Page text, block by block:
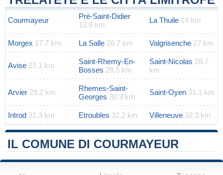
Courmayeur
Prè-Saint-Didier
13.6 km
La Thuile 14 km
Morgex 17.7 km La Salle 20.7 km Valgrisenche 27 km
Avise 27.1 km
Saint-Rhemy-En-
Bosses 28.5 km
Saint-Nicolas 28.7
km
Arvier 29.2 km
Rhemes-Saint-
Georges 30.9 km
Saint-Oyen 31.1 km
Introd 31.3 km Etroubles 32.2 km Villeneuve 32.3 km
IL COMUNE DI COURMAYEUR